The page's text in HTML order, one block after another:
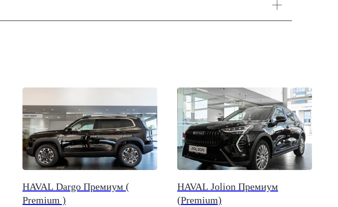
HAVAL Dargo Премиум (
Premium )
HAVAL Jolion Премиум
(Premium)